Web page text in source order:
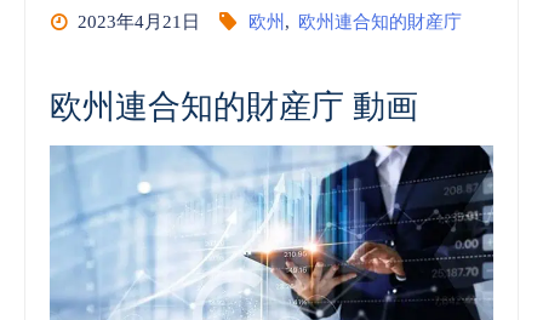
2023年4月21日 欧州 , 欧州連合知的財産庁
欧州連合知的財産庁 動画